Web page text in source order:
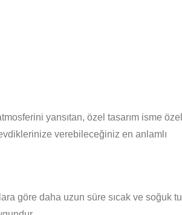
yansıtan, özel tasarım isme özel
verebileceğiniz en anlamlı
göre daha uzun süre sıcak ve soğuk